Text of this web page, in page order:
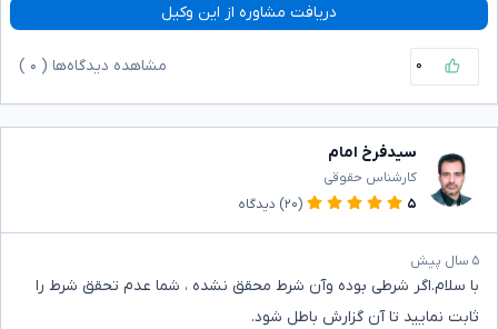
دریافت مشاوره از این وکیل
۰ مشاهده دیدگاه‌ها ( ۰
سیدفرخ امام
کارشناس حقوقی
۵
(۲۰) دیدگاه
۵ سال پیش
با سلام.اگر شرطی بوده وآن شرط محقق نشده ، شما عدم تحقق شرط را
ثابت نمایید تا آن گزارش باطل شود.